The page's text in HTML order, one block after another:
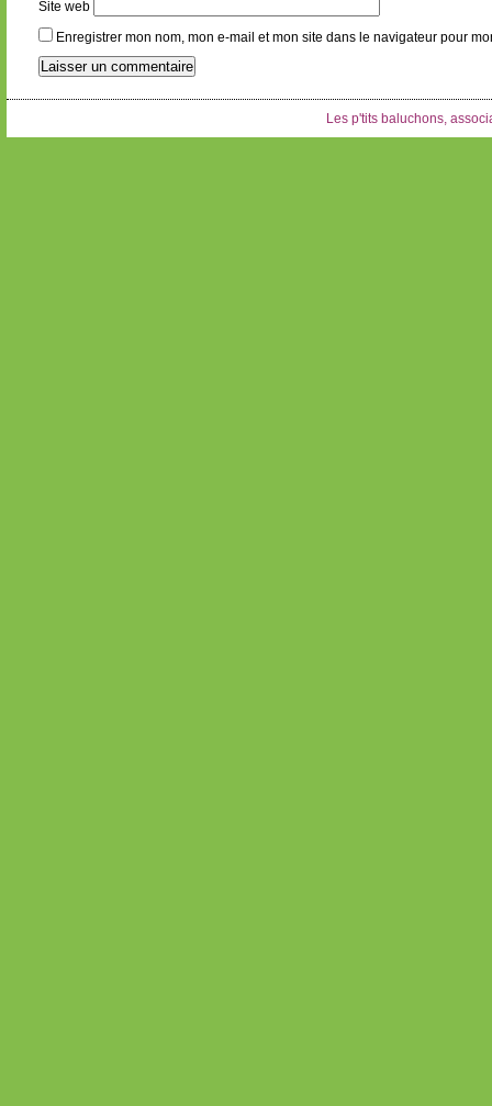
Site web
Enregistrer mon nom, mon e-mail et mon site dans le navigateur pour
Les p'tits baluchons,